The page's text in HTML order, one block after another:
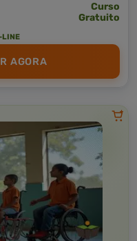
Curso
Gratuito
LINE
AGORA